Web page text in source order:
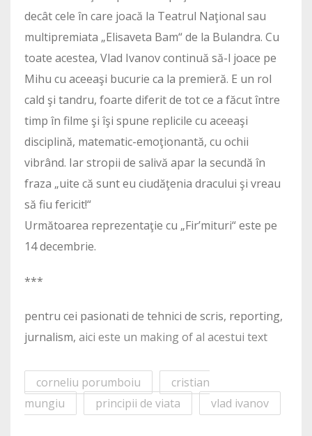
decât cele în care joacă la Teatrul Naţional sau
multipremiata „Elisaveta Bam“ de la Bulandra. Cu
toate acestea, Vlad Ivanov continuă să-l joace pe
Mihu cu aceeaşi bucurie ca la premieră. E un rol
cald şi tandru, foarte diferit de tot ce a făcut între
timp în filme şi îşi spune replicile cu aceeaşi
disciplină, matematic-emoţionantă, cu ochii
vibrând. Iar stropii de salivă apar la secundă în
fraza „uite că sunt eu ciudăţenia dracului şi vreau
să fiu fericit!“
Următoarea reprezentaţie cu „Fir’mituri“ este pe
14 decembrie.
***
pentru cei pasionati de tehnici de scris, reporting,
jurnalism, aici este un making of al acestui text
corneliu porumboiu
cristian
mungiu
principii de viata vlad ivanov